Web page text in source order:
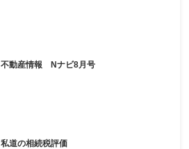
不動産情報 Nナビ8月号
私道の相続税評価